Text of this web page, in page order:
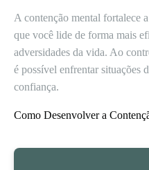
A contenção mental fortalece
que você lide de forma mais
adversidades da vida. Ao
é possível enfrentar situações
confiança.
Como Desenvolver a